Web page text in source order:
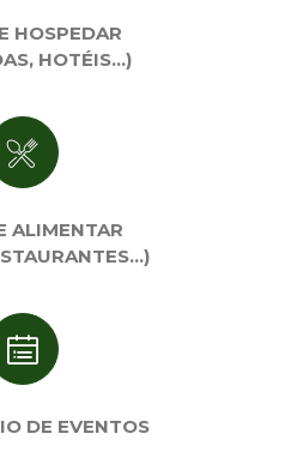
HOSPEDAR
HOTÉIS…)
ALIMENTAR
DE EVENTOS